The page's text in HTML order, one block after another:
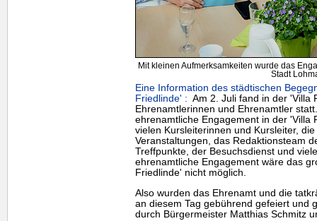
Mit kleinen Aufmerksamkeiten wurde das
Stadt
Eine Information des städtischen
Friedlinde' : Am 2. Juli fand in der 'Villa
Ehrenamtlerinnen und Ehrenamtler
ehrenamtliche Engagement in der 'Villa
vielen Kursleiterinnen und Kursleiter,
Veranstaltungen, das Redaktionsteam
Treffpunkte, der Besuchsdienst und
ehrenamtliche Engagement wäre das
Friedlinde' nicht möglich.
Also wurden das Ehrenamt und die
an diesem Tag gebührend gefeiert und
durch Bürgermeister Matthias Schmitz